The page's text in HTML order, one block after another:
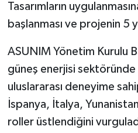
Tasarımların
başlanması ve projenin 5
ASUNIM Yönetim Kurulu
güneş enerjisi sektöründe
uluslararası deneyime
İspanya, İtalya,
roller üstlendiğini